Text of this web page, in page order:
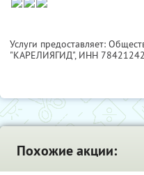
Услуги предоставляет:
"КАРЕЛИЯГИД", ИНН
Похожие акции: